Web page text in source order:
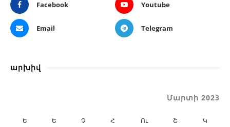
Facebook Youtube
Email Telegram
արխիվ
Մարտի 2023
Ե Ե Չ Հ Ու Շ Կ